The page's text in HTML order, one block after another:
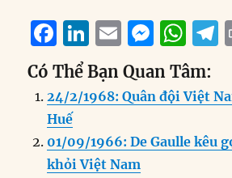
F
a
c
e
b
o
Li
n
k
e
d
I
E
m
ai
l
M
e
ss
e
n
W
h
at
s
A
e
r
Có Thể Bạn Quan Tâm:
24/2/1968: Quân đội Việt
Huế
01/09/1966: De Gaulle kêu
khỏi Việt Nam